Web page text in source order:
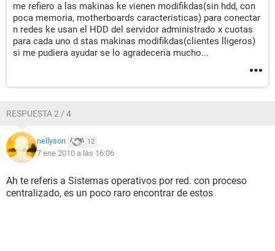
me refiero a las makinas ke vienen modifikdas(sin hdd, con
poca memoria, motherboards caracteristicas) para conectar
n redes ke usan el HDD del servidor administrado x cuotas
para cada uno d stas makinas modifikdas(clientes lligeros)
si me pudiera ayudar se lo agradeceria mucho...
RESPUESTA 2 / 4
nellyson 12
7 ene 2010 a las 16:06
Ah te referis a Sistemas operativos por red. con proceso
centralizado, es un poco raro encontrar de estos